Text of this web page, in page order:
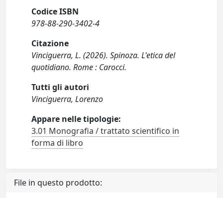
Codice ISBN
978-88-290-3402-4
Citazione
Vinciguerra, L. (2026). Spinoza. L'etica del
quotidiano. Rome : Carocci.
Tutti gli autori
Vinciguerra, Lorenzo
Appare nelle tipologie:
3.01 Monografia / trattato scientifico in
forma di libro
File in questo prodotto: